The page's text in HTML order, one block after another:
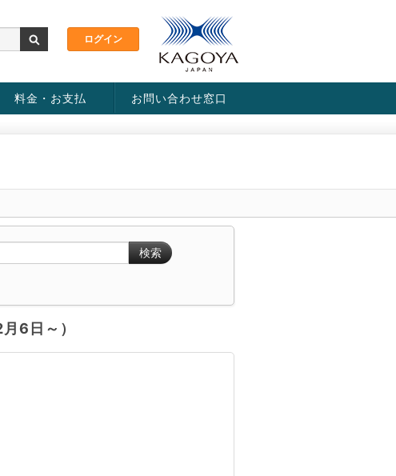
料金・お支払 お問い合わせ窓口
検索
6日～）